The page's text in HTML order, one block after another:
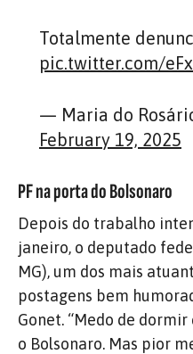
Totalmente
pic.twitter.com/
— Maria do
February 19, 2025
PF na porta do Bolsonaro
Depois do trabalho
janeiro, o deputado
MG), um dos mais
postagens bem
Gonet. “Medo de
o Bolsonaro. Mas pior